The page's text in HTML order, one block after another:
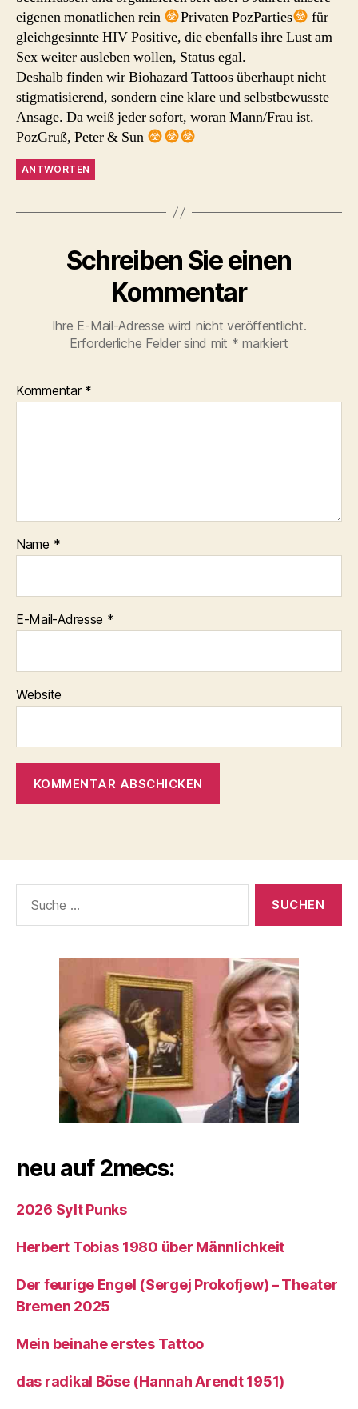
eigenen monatlichen rein
Privaten PozParties
für
gleichgesinnte HIV Positive, die ebenfalls ihre Lust am
Sex weiter ausleben wollen, Status egal.
Deshalb finden wir Biohazard Tattoos überhaupt nicht
stigmatisierend, sondern eine klare und selbstbewusste
Ansage. Da weiß jeder sofort, woran Mann/Frau ist.
PozGruß, Peter & Sun
ANTWORTEN
Schreiben Sie einen
Kommentar
Ihre E-Mail-Adresse wird nicht veröffentlicht.
Erforderliche Felder sind mit * markiert
Kommentar *
Name *
E-Mail-Adresse *
Website
nach:
neu auf 2mecs:
2026 Sylt Punks
Herbert Tobias 1980 über Männlichkeit
Der feurige Engel (Sergej Prokofjew) – Theater
Bremen 2025
Mein beinahe erstes Tattoo
das radikal Böse (Hannah Arendt 1951)